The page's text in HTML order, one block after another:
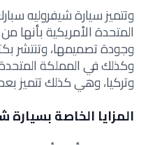
وتتميز سيارة شيفروليه
المتحدة الأمريكية بأنها
وجودة تصميمها، وتنتشر
وكذلك في المملكة
وتركيا، وهي كذلك تتميز
المزايا الخاصة